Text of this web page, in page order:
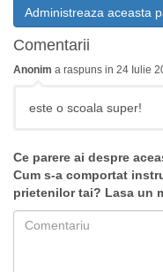
Administreaza aceasta
Comentarii
Anonim a raspuns in 24 Iulie
este o scoala super!
Ce parere ai despre
Cum s-a comportat
prietenilor tai? Lasa un